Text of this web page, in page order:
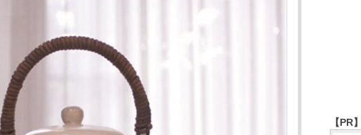
【PR